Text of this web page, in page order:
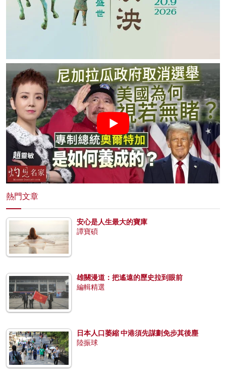
熱門文章
安心是人生最大的寶庫
譚寶碩
雄關漫道：把遙遠的歷史拉到眼前
編輯精選
日本人口萎縮 中港須先謀劃免步其後塵
陸振球